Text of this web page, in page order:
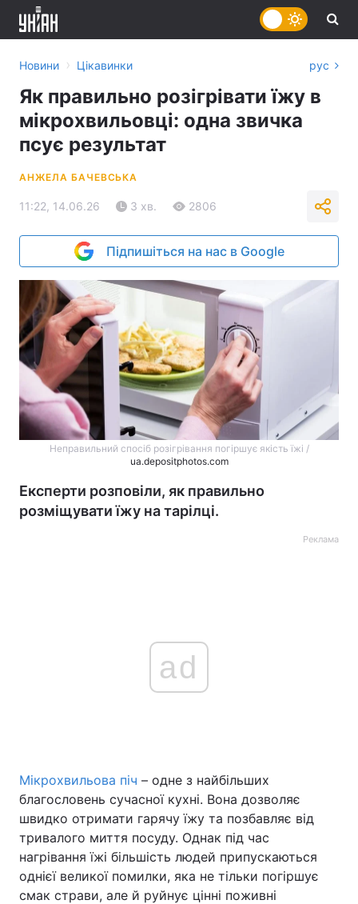
Головна Війна
Україна Політика
Економіка Світ
Спорт Наука
Новини › Цікавинки рус
Як правильно розігрівати їжу в
мікрохвильовці: одна звичка
псує результат
АНЖЕЛА БАЧЕВСЬКА
11:22, 14.06.26 3 хв. 2806
Підпишіться на нас в Google
Неправильний спосіб розігрівання погіршує якість їжі /
ua.depositphotos.com
Експерти розповіли, як правильно
розміщувати їжу на тарілці.
Реклама
ad
Мікрохвильова піч – одне з найбільших
благословень сучасної кухні. Вона дозволяє
швидко отримати гарячу їжу та позбавляє від
тривалого миття посуду. Однак під час
нагрівання їжі більшість людей припускаються
однієї великої помилки, яка не тільки погіршує
смак страви, але й руйнує цінні поживні